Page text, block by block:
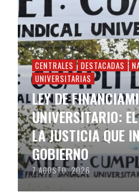
CENTRALES DESTACADAS
UNIVERSITARIAS
LEY DE
UNIVERSITARIO:
LA JUSTICIA QUE
GOBIERNO
7 AGOSTO, 2026